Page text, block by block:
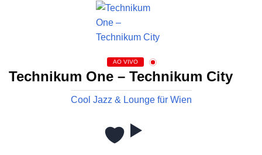
AO VIVO
Technikum One – Technikum City
Cool Jazz & Lounge für Wien